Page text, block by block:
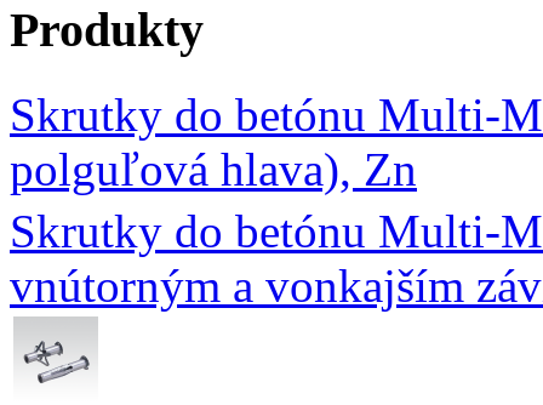
Produkty
Skrutky do betónu Multi-
polguľová hlava), Zn
Skrutky do betónu Multi-
vnútorným a vonkajším